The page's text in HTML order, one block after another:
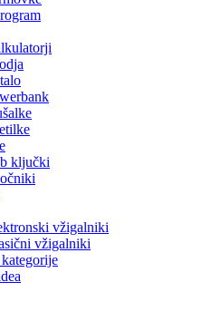
ključki
vžigalniki
vžigalniki